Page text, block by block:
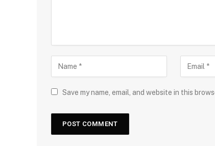
Save my name, email, and website in this